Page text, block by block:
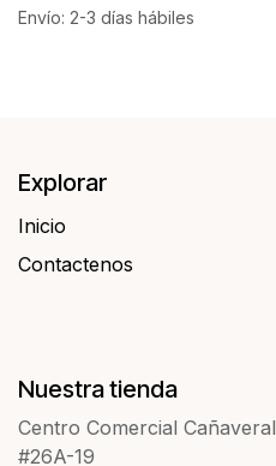
Envío: 2-3 días hábiles
Explorar
Inicio
Contactenos​​
Nuestra tienda
Centro Comercial
#26A-19